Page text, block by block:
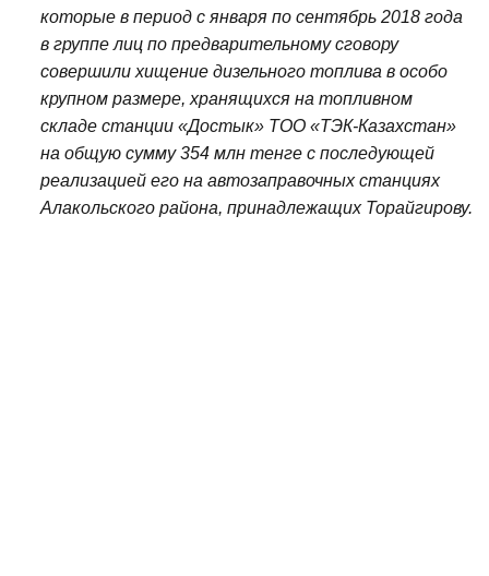
которые в период с января по сентябрь 2018 года
в группе лиц по предварительному сговору
совершили хищение дизельного топлива в особо
крупном размере, хранящихся на топливном
складе станции «Достык» ТОО «ТЭК-Казахстан»
на общую сумму 354 млн тенге с последующей
реализацией его на автозаправочных станциях
Алакольского района, принадлежащих Торайгирову.